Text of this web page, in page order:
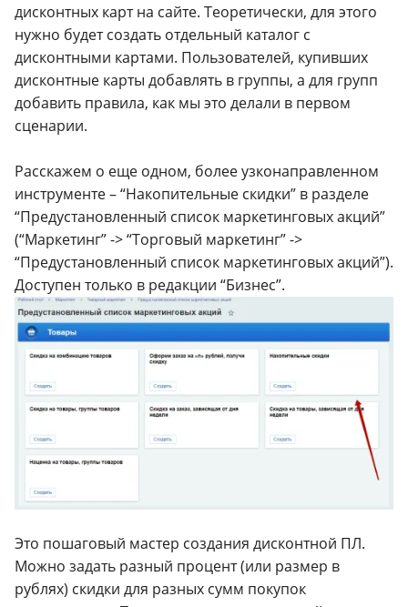
дисконтных карт на сайте. Теоретически, для этого
нужно будет создать отдельный каталог с
дисконтными картами. Пользователей, купивших
дисконтные карты добавлять в группы, а для групп
добавить правила, как мы это делали в первом
сценарии.
Расскажем о еще одном, более узконаправленном
инструменте – “Накопительные скидки” в разделе
“Предустановленный список маркетинговых акций”
(“Маркетинг” -> “Торговый маркетинг” ->
“Предустановленный список маркетинговых акций”).
Доступен только в редакции “Бизнес”.
Это пошаговый мастер создания дисконтной ПЛ.
Можно задать разный процент (или размер в
рублях) скидки для разных сумм покупок